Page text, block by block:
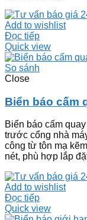
Add to wishlist
Đọc tiếp
Quick view
So sánh
Close
Biển báo cấm
Biển báo cấm
trước cổng nhà
công từ tôn mạ
nét, phù hợp lắp
Add to wishlist
Đọc tiếp
Quick view